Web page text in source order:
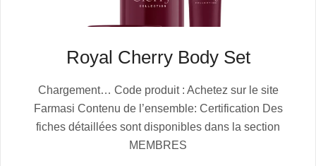
Royal Cherry Body Set
10-
13
Chargement… Code produit : Achetez sur le site
Farmasi Contenu de l’ensemble: Certification Des
fiches détaillées sont disponibles dans la section
MEMBRES